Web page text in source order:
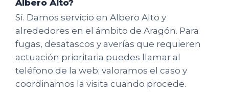
Albero Alto?
Sí. Damos servicio en Albero Alto y
alrededores en el ámbito de Aragón. Para
fugas, desatascos y averías que requieren
actuación prioritaria puedes llamar al
teléfono de la web; valoramos el caso y
coordinamos la visita cuando procede.